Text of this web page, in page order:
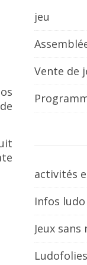
jeu
Vente de
activités
Infos ludo
Jeux
Ludofolies